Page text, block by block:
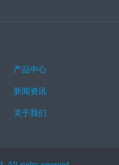
产品中心
新闻资讯
关于我们